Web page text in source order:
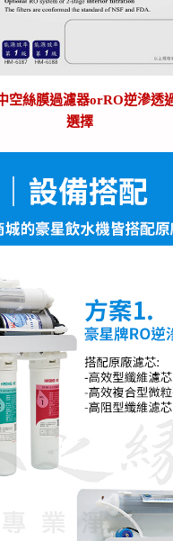
空絲膜過濾器orRO逆滲透
選擇